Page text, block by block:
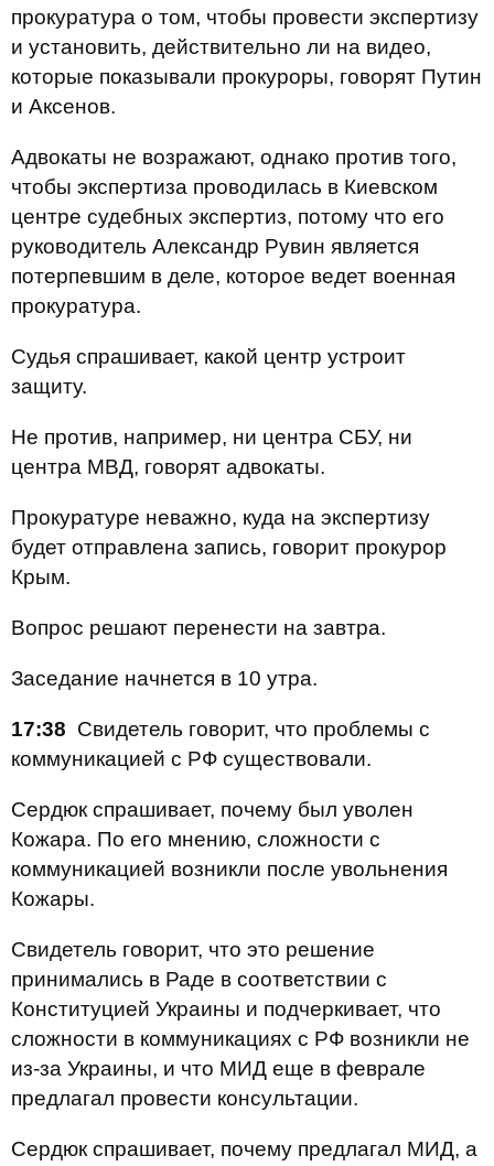
прокуратура о том, чтобы провести экспертизу
и установить, действительно ли на видео,
которые показывали прокуроры, говорят Путин
и Аксенов.
Адвокаты не возражают, однако против того,
чтобы экспертиза проводилась в Киевском
центре судебных экспертиз, потому что его
руководитель Александр Рувин является
потерпевшим в деле, которое ведет военная
прокуратура.
Судья спрашивает, какой центр устроит
защиту.
Не против, например, ни центра СБУ, ни
центра МВД, говорят адвокаты.
Прокуратуре неважно, куда на экспертизу
будет отправлена запись, говорит прокурор
Крым.
Вопрос решают перенести на завтра.
Заседание начнется в 10 утра.
17:38 Свидетель говорит, что проблемы с
коммуникацией с РФ существовали.
Сердюк спрашивает, почему был уволен
Кожара. По его мнению, сложности с
коммуникацией возникли после увольнения
Кожары.
Свидетель говорит, что это решение
принимались в Раде в соответствии с
Конституцией Украины и подчеркивает, что
сложности в коммуникациях с РФ возникли не
из-за Украины, и что МИД еще в феврале
предлагал провести консультации.
Сердюк спрашивает, почему предлагал МИД, а